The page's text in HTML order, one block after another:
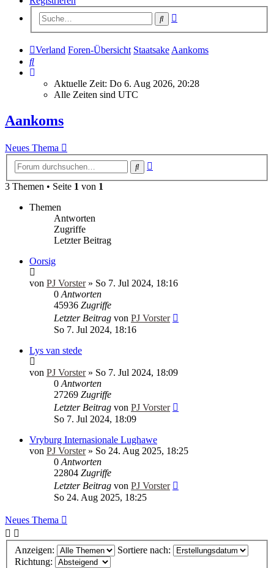
Suche
Verland Foren-Übersicht Staatsake Aankoms
Suche
Aktuelle Zeit: Do 6. Aug 2026, 20:28
Alle Zeiten sind UTC
Aankoms
Neues Thema
Suche
3 Themen • Seite 1 von 1
Themen
Antworten
Zugriffe
Letzter Beitrag
Oorsig
von PJ Vorster» So 7. Jul 2024, 18:16
0 Antworten
45936 Zugriffe
Letzter Beitrag von PJ Vorster
So 7. Jul 2024, 18:16
Lys van stede
von PJ Vorster» So 7. Jul 2024, 18:09
0 Antworten
27269 Zugriffe
Letzter Beitrag von PJ Vorster
So 7. Jul 2024, 18:09
Vryburg Internasionale Lughawe
von PJ Vorster» So 24. Aug 2025, 18:25
0 Antworten
22804 Zugriffe
Letzter Beitrag von PJ Vorster
So 24. Aug 2025, 18:25
Neues Thema
Anzeigen:
Sortiere nach:
Richtung: